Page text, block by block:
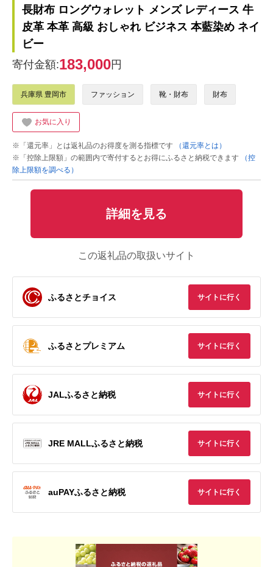
長財布 ロングウォレット メンズ レディース 牛
皮革 本革 高級 おしゃれ ビジネス 本藍染め ネイ
ビー
寄付金額:183,000円
兵庫県 豊岡市 ファッション 靴・財布 財布
お気に入り
※「還元率」とは返礼品のお得度を測る指標です
（還元率とは）
※「控除上限額」の範囲内で寄付するとお得にふるさと納税できます
（控
除上限額を調べる）
詳細を見る
この返礼品の取扱いサイト
ふるさとチョイス サイトに行く
ふるさとプレミアム サイトに行く
JALふるさと納税 サイトに行く
JRE MALLふるさと納税 サイトに行く
auPAYふるさと納税 サイトに行く